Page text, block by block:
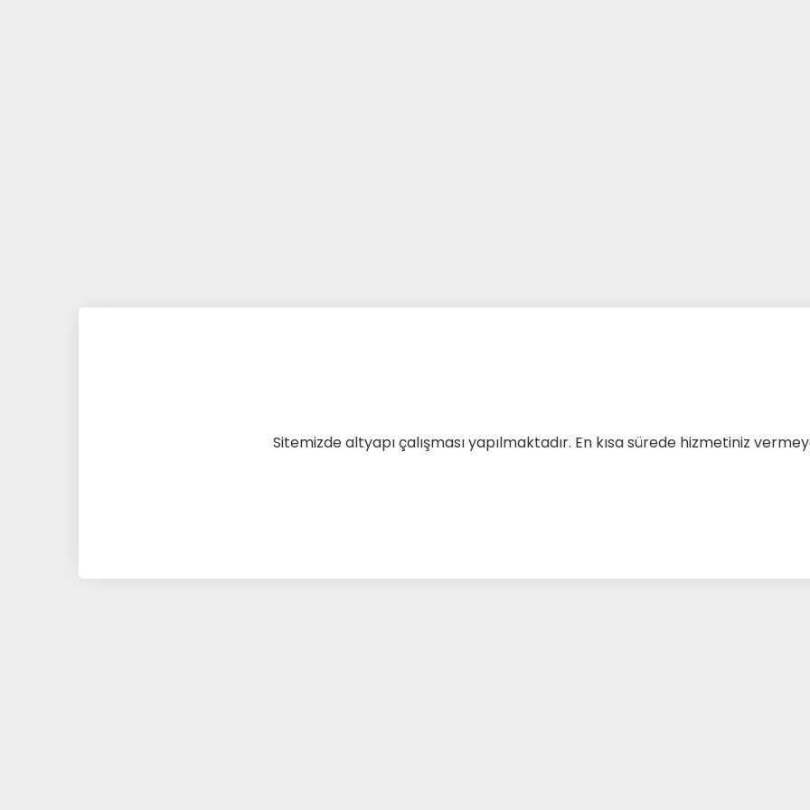
Sitemizde altyapı çalışması yapılmaktadır. En kısa sürede hizmetiniz